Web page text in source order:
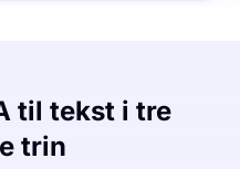
til tekst i tre
trin